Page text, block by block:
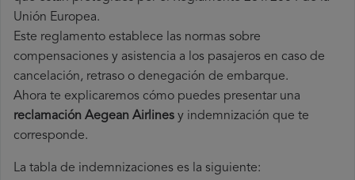
Unión Europea.
Este reglamento establece las normas sobre
compensaciones y asistencia a los pasajeros en caso de
cancelación, retraso o denegación de embarque.
Ahora te explicaremos cómo puedes presentar una
reclamación Aegean Airlines y indemnización que te
corresponde.
La tabla de indemnizaciones es la siguiente: